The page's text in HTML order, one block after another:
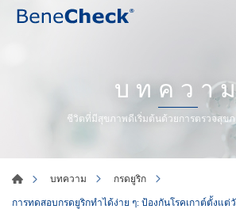
บทควา
ชีวิตที่มีสุขภาพดีเริ่มต้นด้วยการตรวจสุขภ
บทความ
กรดยูริก
การทดสอบกรดยูริกทำได้ง่าย ๆ: ป้องกันโรคเกาต์ตั้งแต่